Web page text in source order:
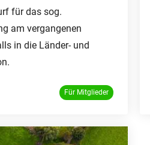
für das sog.
am vergangenen
in die Länder- und
Für Mitglieder